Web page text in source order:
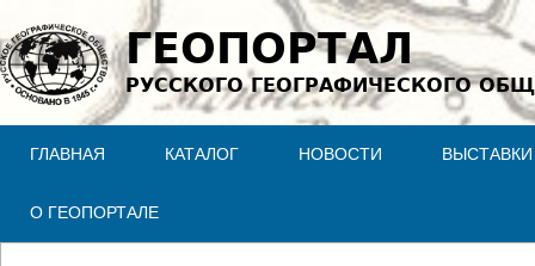
Jump to navigation
ГЕОПОРТАЛ
РУССКОГО ГЕОГРАФИЧЕСКОГО
ГЛАВНАЯ КАТАЛОГ НОВОСТИ ВЫСТАВКИ
О ГЕОПОРТАЛЕ